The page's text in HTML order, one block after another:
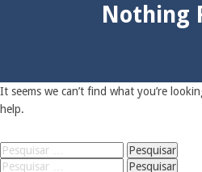
Nothing
It seems we can’t find what you’re
help.